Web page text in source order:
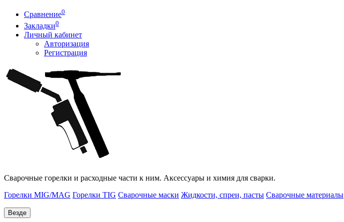
Сравнение0
Закладки0
Личный кабинет
Авторизация
Регистрация
Сварочные горелки и расходные части к ним. Аксессуары и химия для сварки.
Горелки MIG/MAG Горелки TIG Сварочные маски Жидкости, спреи, пасты Сварочные материалы
Везде